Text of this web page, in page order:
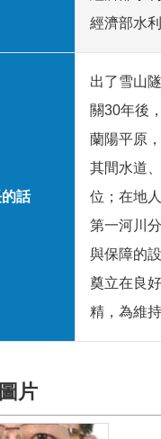
經濟部水
話
出了雪山
關30年後
蘭陽平原
其間水道
位；在地
第一河川
與保障的
奠立在良
精，為維
片